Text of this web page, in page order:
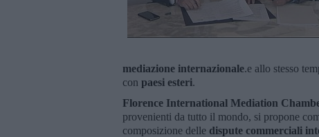
mediazione internazionale.e allo stesso
con paesi esteri.
Florence International Mediation
provenienti da tutto il mondo, si propone
composizione delle dispute commerciali